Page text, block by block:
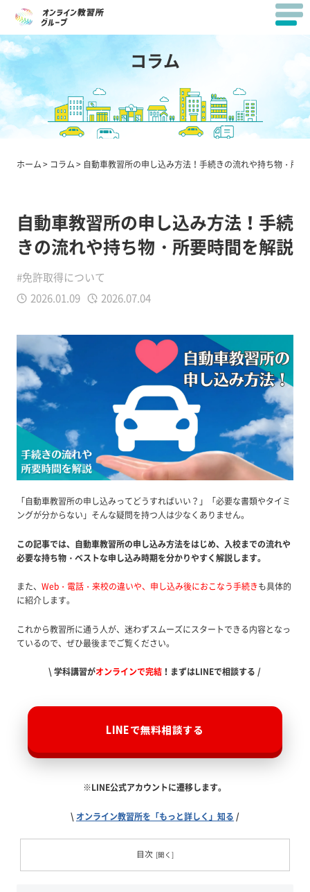
コラム
ホーム コラム 自動車教習所の申し込み方法！手続きの流れや持ち物・所
自動車教習所の申し込み方法！手続
きの流れや持ち物・所要時間を解説
#免許取得について
2026.01.09
2026.07.04
「自動車教習所の申し込みってどうすればいい？」「必要な書類やタイミ
ングが分からない」そんな疑問を持つ人は少なくありません。
この記事では、自動車教習所の申し込み方法をはじめ、入校までの流れや
必要な持ち物・ベストな申し込み時期を分かりやすく解説します。
また、 Web・電話・来校の違いや、申し込み後におこなう手続きも具体的
に紹介します。
これから教習所に通う人が、迷わずスムーズにスタートできる内容となっ
ているので、ぜひ最後までご覧ください。
\ 学科講習がオンラインで完結 ！まずはLINEで相談する /
LINEで無料相談する
※LINE公式アカウントに遷移します。
\ オンライン教習所を「もっと詳しく」知る /
目次